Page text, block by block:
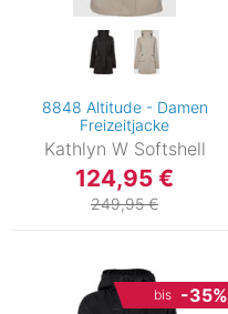
8848 Altitude - Damen
Freizeitjacke
Kathlyn W Softshell
124,95 €
249,95 €
bis -35%